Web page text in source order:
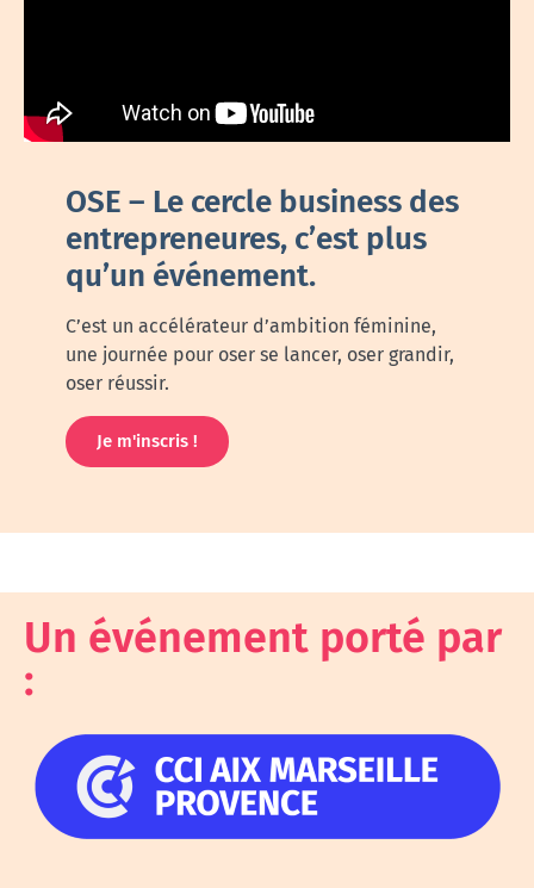
OSE – Le cercle business des
entrepreneures, c’est plus
qu’un événement.
C’est un accélérateur d’ambition féminine,
une journée pour oser se lancer, oser grandir,
oser réussir.
Je m'inscris !
Un événement porté par
: